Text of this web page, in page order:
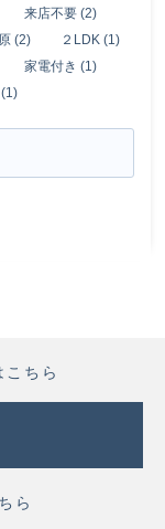
来店不要 (2)
(2)
２LDK (1)
家電付き (1)
ちら
ら